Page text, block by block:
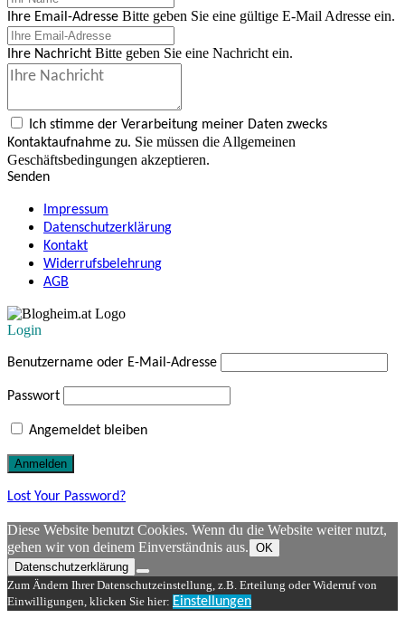
Ihre Email-Adresse Bitte geben Sie eine gültige E-Mail Adresse ein.
Ihre Nachricht Bitte geben Sie eine Nachricht ein.
Ich stimme der Verarbeitung meiner Daten zwecks
Kontaktaufnahme zu. Sie müssen die Allgemeinen
Geschäftsbedingungen akzeptieren.
Senden
Impressum
Datenschutzerklärung
Kontakt
Widerrufsbelehrung
AGB
Login
Benutzername oder E-Mail-Adresse
Passwort
Angemeldet bleiben
Lost Your Password?
Diese Website benutzt Cookies. Wenn du die Website weiter nutzt,
gehen wir von deinem Einverständnis aus. OK
Datenschutzerklärung
Zum Ändern Ihrer Datenschutzeinstellung, z.B. Erteilung oder Widerruf von
Einwilligungen, klicken Sie hier: Einstellungen